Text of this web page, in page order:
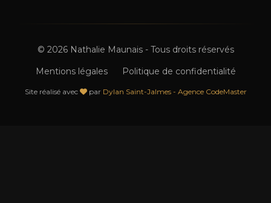
© 2026 Nathalie Maunais - Tous droits réservés
Mentions légales
Politique de confidentialité
Site réalisé avec par Dylan Saint-Jalmes - Agence CodeMaster